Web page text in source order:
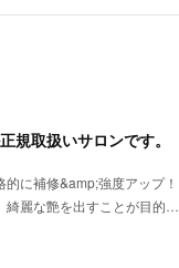
規取扱いサロンです。
に補修&amp;強度アップ！
綺麗な艶を出すことが目的…